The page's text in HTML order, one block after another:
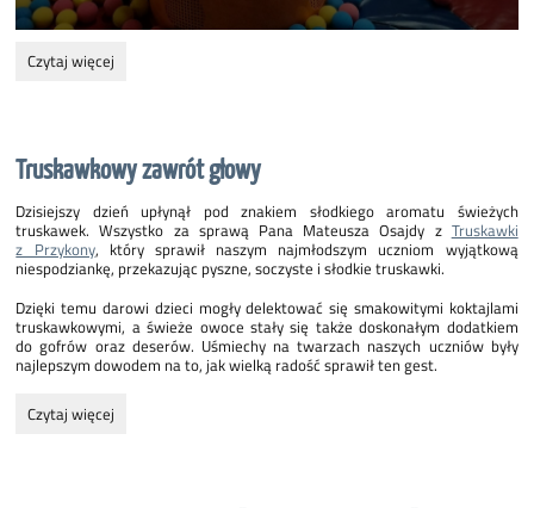
Wizyta
Czytaj więcej
Truskawkowy zawrót głowy
Dzisiejszy dzień upłynął pod znakiem słodkiego aromatu świeżych
truskawek. Wszystko za sprawą Pana Mateusza Osajdy z Truskawki
z Przykony, który sprawił naszym najmłodszym uczniom wyjątkową
niespodziankę, przekazując pyszne, soczyste i słodkie truskawki.
Dzięki temu darowi dzieci mogły delektować się smakowitymi koktajlami
truskawkowymi, a świeże owoce stały się także doskonałym dodatkiem
do gofrów oraz deserów. Uśmiechy na twarzach naszych uczniów były
najlepszym dowodem na to, jak wielką radość sprawił ten gest.
Truskawkowy
Czytaj więcej